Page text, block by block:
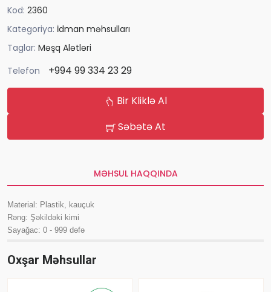
Kod: 2360
Kategoriya: İdman məhsulları
Taglar: Məşq Alətləri
Telefon
+994 99 334 23 29
Bir Kliklə Al
Səbətə At
MƏHSUL HAQQINDA
Material: Plastik, kauçuk
Rəng: Şəkildəki kimi
Sayağac: 0 - 999 dəfə
Oxşar Məhsullar